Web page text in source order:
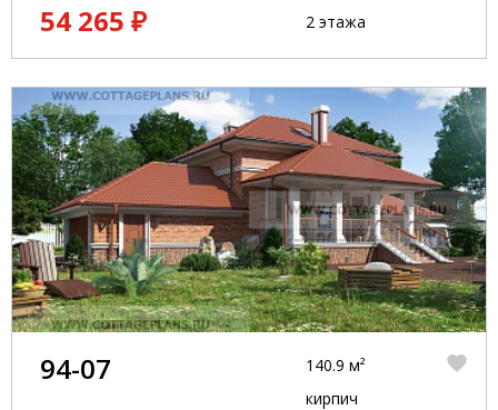
54 265 ₽
2 этажа
94-07
140.9 м²
кирпич